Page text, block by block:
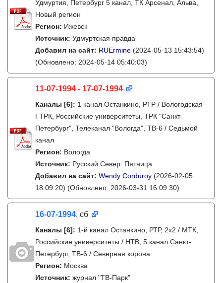
Удмуртия, Петербург 5 канал, ТК Арсенал, Альва,
Новый регион
Регион: Ижевск
Источник: Удмуртская правда
Добавил на сайт: RUErmine (2024-05-13 15:43:54)
(Обновлено: 2024-05-14 05:40:03)
11-07-1994 - 17-07-1994
Каналы [6]: 1 канал Останкино, РТР / Вологодская
ГТРК, Российские университеты, ТРК "Санкт-
Петербург", Телеканал "Вологда", ТВ-6 / Седьмой
канал
Регион: Вологда
Источник: Русский Север. Пятница
Добавил на сайт: Wendy Corduroy (2026-02-05
18:09:20) (Обновлено: 2026-03-31 16:09:30)
16-07-1994, сб
Каналы [6]: 1-й канал Останкино, РТР, 2х2 / МТК,
Российские университеты / НТВ, 5 канал Санкт-
Петербург, ТВ-6 / Северная корона
Регион: Москва
Источник: журнал "ТВ-Парк"